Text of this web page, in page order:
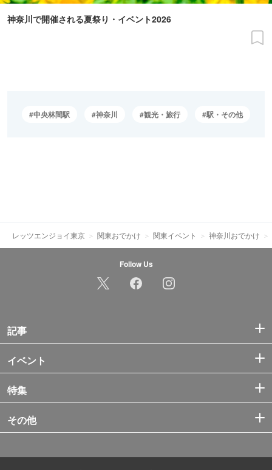
神奈川で開催される夏祭り・イベント2026
中央林間駅 神奈川 観光・旅行 駅・その他
レッツエンジョイ東京 関東おでかけ 関東イベント 神奈川おでかけ
Follow Us
記事
イベント
特集
その他